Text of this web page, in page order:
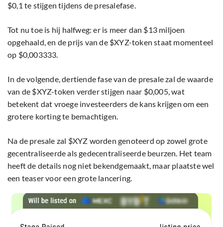
$0,1 te stijgen tijdens de presalefase.
Tot nu toe is hij halfweg: er is meer dan $13 miljoen
opgehaald, en de prijs van de $XYZ-token staat momenteel
op $0,003333.
In de volgende, dertiende fase van de presale zal de waarde
van de $XYZ-token verder stijgen naar $0,005, wat
betekent dat vroege investeerders de kans krijgen om een
grotere korting te bemachtigen.
Na de presale zal $XYZ worden genoteerd op zowel grote
gecentraliseerde als gedecentraliseerde beurzen. Het team
heeft de details nog niet bekendgemaakt, maar plaatste wel
een teaser voor een grote lancering.